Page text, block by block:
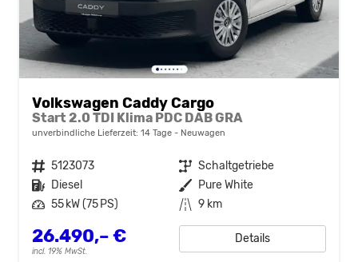
Volkswagen Caddy Cargo
Start 2.0 TDI Klima PDC DAB GRA
unverbindliche Lieferzeit: 14 Tage Neuwagen
Fahrzeugnr. 5123073 Getriebe Schaltgetriebe
Kraftstoff Diesel Außenfarbe Pure White
Leistung 55 kW (75 PS) Kilometerstand 9 km
26.490,– €
incl. 19% MwSt.
Details